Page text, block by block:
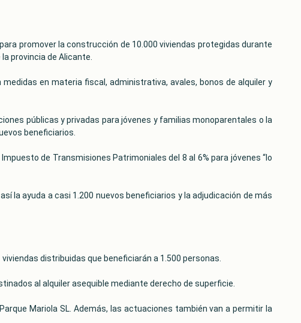
promover la construcción de 10.000 viviendas protegidas durante
provincia de Alicante.
en materia fiscal, administrativa, avales, bonos de alquiler y
públicas y privadas para jóvenes y familias monoparentales o la
beneficiarios.
de Transmisiones Patrimoniales del 8 al 6% para jóvenes “lo
la ayuda a casi 1.200 nuevos beneficiarios y la adjudicación de más
distribuidas que beneficiarán a 1.500 personas.
al alquiler asequible mediante derecho de superficie.
Mariola SL. Además, las actuaciones también van a permitir la